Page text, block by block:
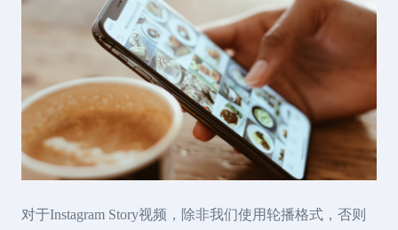
对于Instagram Story视频，除非我们使用轮播格式，否则